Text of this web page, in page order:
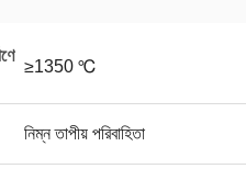
≥1350 ℃
নিম্ন তাপীয় পরিবাহিতা